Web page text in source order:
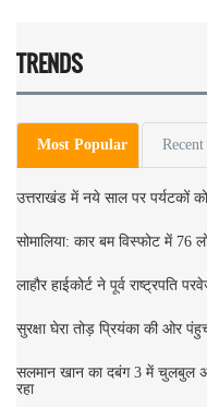
TRENDS
Most Popular
उत्तराखंड में नये साल पर पर्यटकों
सोमालिया: कार बम विस्फोट में 76
लाहौर हाईकोर्ट ने पूर्व राष्ट्रपति
सुरक्षा घेरा तोड़ प्रियंका की ओर
सलमान खान का दबंग 3 में चुलबुल
रहा